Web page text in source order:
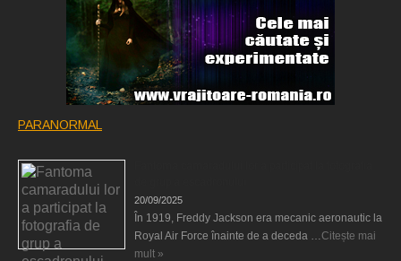
PARANORMAL
20/09/2025
În 1919, Freddy Jackson era mecanic aeronautic la
Royal Air Force înainte de a deceda … Citește mai
mult »